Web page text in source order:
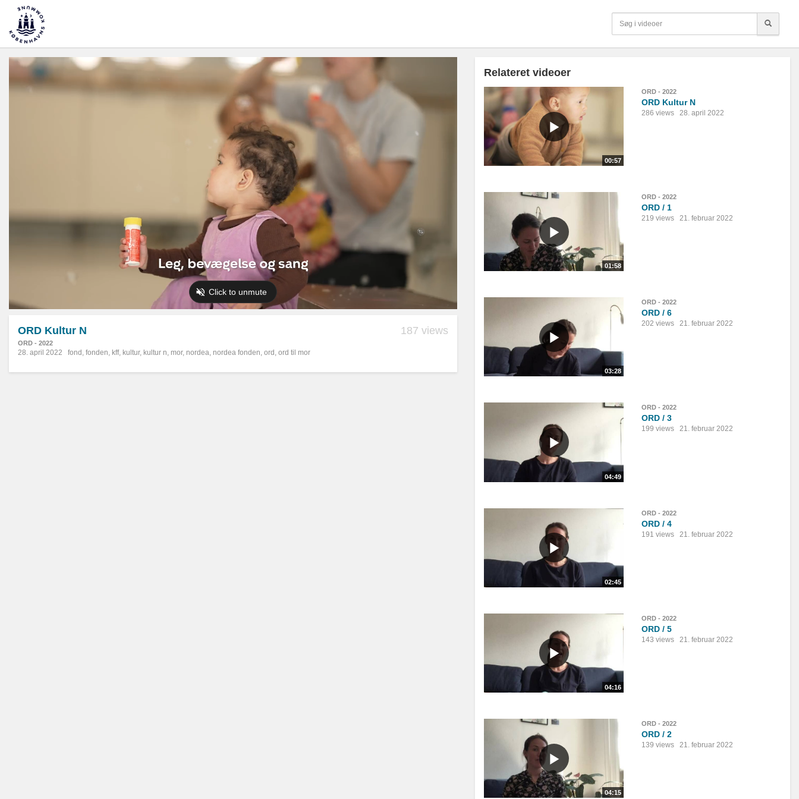
ORD Kultur N
ORD - 2022
187 views
28. april 2022 fond , fonden, kff, kultur, kultur n, mor, nordea, nordea fonden, ord , ord til mor
Relateret videoer
00:57
ORD - 2022
ORD Kultur N
286 views 28. april 2022
01:58
ORD - 2022
ORD / 1
219 views 21. februar 2022
03:28
ORD - 2022
ORD / 6
202 views 21. februar 2022
04:49
ORD - 2022
ORD / 3
199 views 21. februar 2022
02:45
ORD - 2022
ORD / 4
191 views 21. februar 2022
04:16
ORD - 2022
ORD / 5
143 views 21. februar 2022
04:15
ORD - 2022
ORD / 2
139 views 21. februar 2022